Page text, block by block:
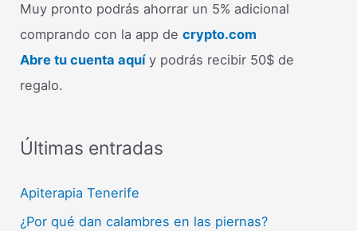
Muy pronto podrás ahorrar un 5% adicional
comprando con la app decrypto.com
Abre tu cuenta aquíy podrás recibir 50$ de
regalo.
Últimas entradas
Apiterapia Tenerife
¿Por qué dan calambres en las piernas?